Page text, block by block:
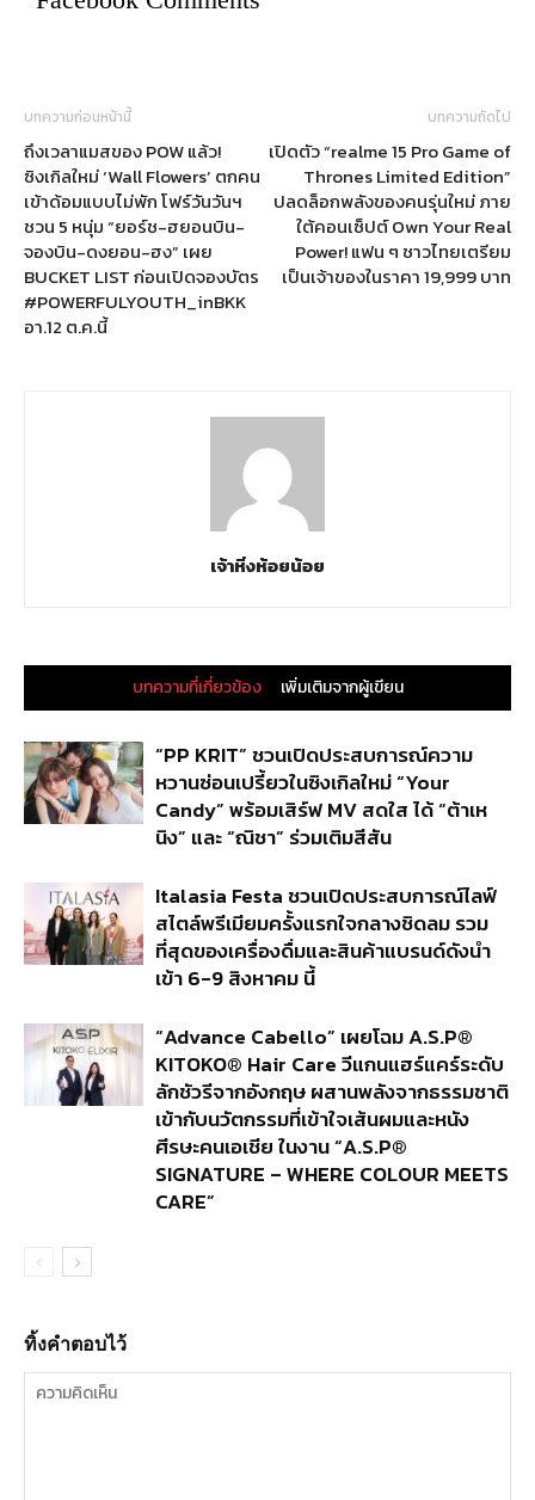
บทความก่อนหน้านี้
ถึงเวลาแมสของ POW แล้ว!
ซิงเกิลใหม่ ‘Wall Flowers’ ตกคน
เข้าด้อมแบบไม่พัก โฟร์วันวันฯ
ชวน 5 หนุ่ม “ยอร์ช-ฮยอนบิน-
จองบิน-ดงยอน-ฮง” เผย
BUCKET LIST ก่อนเปิดจองบัตร
#POWERFULYOUTH_inBKK
อา.12 ต.ค.นี้
บทความถัดไป
เปิดตัว “realme 15 Pro Game of
Thrones Limited Edition”
ปลดล็อกพลังของคนรุ่นใหม่ ภาย
ใต้คอนเซ็ปต์ Own Your Real
Power! แฟน ๆ ชาวไทยเตรียม
เป็นเจ้าของในราคา 19,999 บาท
เจ้าหิ่งห้อยน้อย
บทความที่เกี่ยวข้อง เพิ่มเติมจากผู้เขียน
“PP KRIT” ชวนเปิดประสบการณ์ความ
หวานซ่อนเปรี้ยวในซิงเกิลใหม่ “Your
Candy” พร้อมเสิร์ฟ MV สดใส ได้ “ต้าเห
นิง” และ “ณิชา” ร่วมเติมสีสัน
Italasia Festa ชวนเปิดประสบการณ์ไลฟ์
สไตล์พรีเมียมครั้งแรกใจกลางชิดลม รวม
ที่สุดของเครื่องดื่มและสินค้าแบรนด์ดังนำ
เข้า 6-9 สิงหาคม นี้
“Advance Cabello” เผยโฉม A.S.P®
KITOKO® Hair Care วีแกนแฮร์แคร์ระดับ
ลักชัวรีจากอังกฤษ ผสานพลังจากธรรมชาติ
เข้ากับนวัตกรรมที่เข้าใจเส้นผมและหนัง
ศีรษะคนเอเชีย ในงาน “A.S.P®
SIGNATURE – WHERE COLOUR MEETS
CARE”
ทิ้งคำตอบไว้